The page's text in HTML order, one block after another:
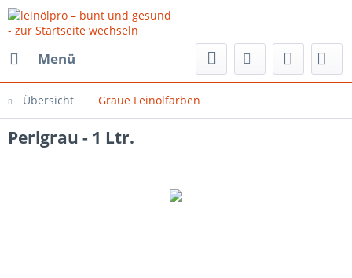
Menü
Übersicht Graue Leinölfarben
Perlgrau - 1 Ltr.